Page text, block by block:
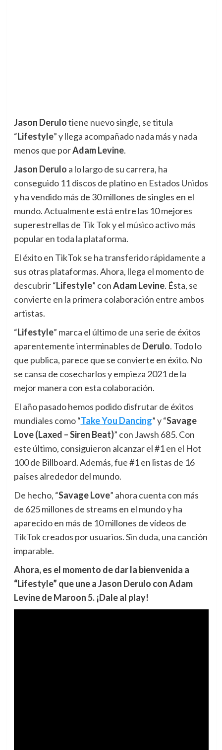
Jason Derulotiene nuevo single, se titula
“Lifestyle” y llega acompañado nada más y nada
menos que porAdam Levine.
Jason Derulo a lo largo de su carrera, ha
conseguido 11 discos de platino en Estados Unidos
y ha vendido más de 30 millones de singles en el
mundo. Actualmente está entre las 10 mejores
superestrellas de Tik Tok y el músico activo más
popular en toda la plataforma.
El éxito en TikTok se ha transferido rápidamente a
sus otras plataformas. Ahora, llega el momento de
descubrir “Lifestyle” conAdam Levine. Ésta, se
convierte en la primera colaboración entre ambos
artistas.
“Lifestyle” marca el último de una serie de éxitos
aparentemente interminables de Derulo. Todo lo
que publica, parece que se convierte en éxito. No
se cansa de cosecharlos y empieza 2021 de la
mejor manera con esta colaboración.
El año pasado hemos podido disfrutar de éxitos
mundiales como “Take You Dancing” y “Savage
Love (Laxed – Siren Beat)” con Jawsh 685. Con
este último, consiguieron alcanzar el #1 en el Hot
100 de Billboard. Además, fue #1 en listas de 16
países alrededor del mundo.
De hecho, “Savage Love” ahora cuenta con más
de 625 millones de streams en el mundo y ha
aparecido en más de 10 millones de vídeos de
TikTok creados por usuarios. Sin duda, una canción
imparable.
Ahora, es el momento de dar la bienvenida a
“Lifestyle” que une a Jason Derulo con Adam
Levine de Maroon 5. ¡Dale al play!